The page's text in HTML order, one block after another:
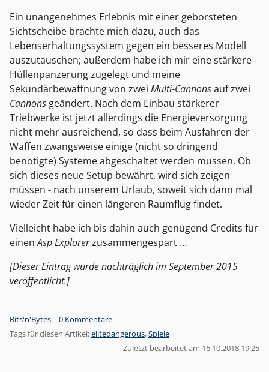
Ein unangenehmes Erlebnis mit einer geborsteten
Sichtscheibe brachte mich dazu, auch das
Lebenserhaltungssystem gegen ein besseres Modell
auszutauschen; außerdem habe ich mir eine stärkere
Hüllenpanzerung zugelegt und meine
Sekundärbewaffnung von zwei Multi-Cannonsauf zwei
Cannons geändert. Nach dem Einbau stärkerer
Triebwerke ist jetzt allerdings die Energieversorgung
nicht mehr ausreichend, so dass beim Ausfahren der
Waffen zwangsweise einige (nicht so dringend
benötigte) Systeme abgeschaltet werden müssen. Ob
sich dieses neue Setup bewährt, wird sich zeigen
müssen - nach unserem Urlaub, soweit sich dann mal
wieder Zeit für einen längeren Raumflug findet.
Vielleicht habe ich bis dahin auch genügend Credits für
einenAsp Explorerzusammengespart …
[Dieser Eintrag wurde nachträglich im September 2015
veröffentlicht.]
Kategorien:
Bits'n'Bytes | 0 Kommentare
Tags für diesen Artikel:elitedangerous,Spiele
Zuletzt bearbeitet am 16.10.2018 19:25